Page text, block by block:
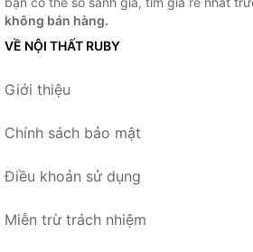
không bán hàng.
VỀ NỘI THẤT RUBY
Giới thiệu
Chính sách bảo mật
Điều khoản sử dụng
Miễn trừ trách nhiệm